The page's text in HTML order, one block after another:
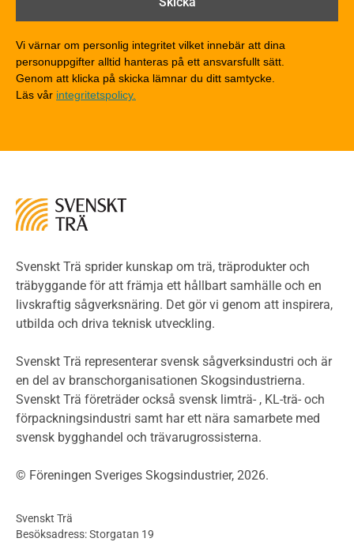
Träkonstruktioners brandmotstånd
Detaljlösningar
Träytors brandegenskaper
Tekniska byten med sprinkler
Riskvärdering i flervåningsbostadshus
Miljöeffekter
LCA
Miljödeklarationer och märkning
Termer och förkortningar
Planering
Klimatkalkylator hallar
Projektering av trähus - generellt
Byggsystem
Fasadsystem i skivmaterial
Bullerskärmar och andra utomhuskonstruktioner
Byggnation och utförande
Utförande
Vi värnar om personlig integritet vilket innebär att dina
personuppgifter alltid hanteras på ett ansvarsfullt sätt.
Genom att klicka på skicka lämnar du ditt samtycke.
Läs vår integritetspolicy.
Svenskt Trä sprider kunskap om trä, träprodukter och
träbyggande för att främja ett hållbart samhälle och en
livskraftig sågverksnäring. Det gör vi genom att inspirera,
utbilda och driva teknisk utveckling.
Svenskt Trä representerar svensk sågverksindustri och är
en del av branschorganisationen Skogsindustrierna.
Svenskt Trä företräder också svensk limträ- , KL-trä- och
förpackningsindustri samt har ett nära samarbete med
svensk bygghandel och trävarugrossisterna.
© Föreningen Sveriges Skogsindustrier, 2026.
Svenskt Trä
Besöksadress: Storgatan 19